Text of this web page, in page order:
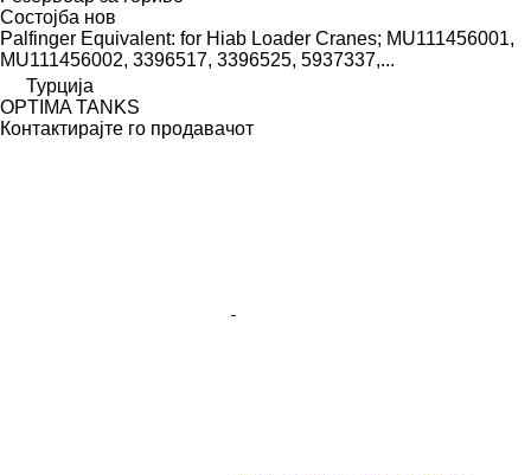
Состојба нов
Palfinger Equivalent: for Hiab Loader Cranes; MU111456001,
MU111456002, 3396517, 3396525, 5937337,...
Турција
OPTIMA TANKS
Контактирајте го продавачот